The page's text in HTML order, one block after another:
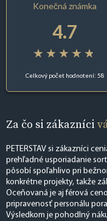
Konečná známka
4.7
Celkový počet hodnotení: 58
Za čo si zákazníci
PETERSTAV si zákazníci
prehľadné usporiadanie
pôsobí spoľahlivo pri
konkrétne projekty, takže
Oceňovaná je aj férová
pripravenosť personálu
Výsledkom je pohodlný